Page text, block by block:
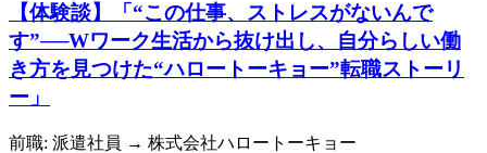
【体験談】「“この仕事、ストレスがないんで
す”──Wワーク生活から抜け出し、自分らしい働
き方を見つけた“ハロートーキョー”転職ストーリ
ー」
前職: 派遣社員 → 株式会社ハロートーキョー